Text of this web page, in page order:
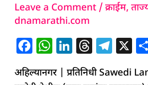
Leave a Comment /क्राईम,
dnamarathi.com
F
c
W
at
Li
n
k
T
h
re
T
e
X
अहिल्यानगर | प्रतिनिधी Sawedi